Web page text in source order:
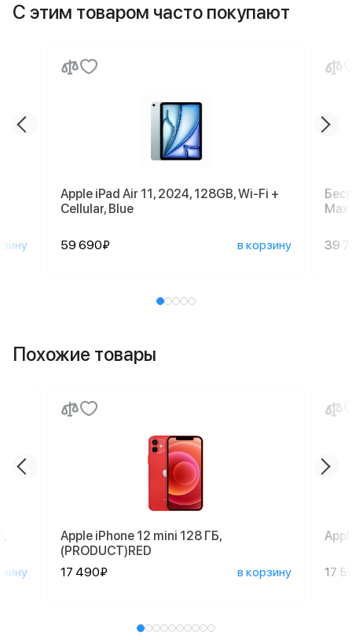
С этим товаром часто покупают
Apple iPad Air 11, 2024, 128GB, Wi-Fi +
Cellular, Blue
59 690₽ в корзину
Max
39
Похожие товары
Apple iPhone 12 mini 128 ГБ,
(PRODUCT)RED
17 490₽
в корзину 17